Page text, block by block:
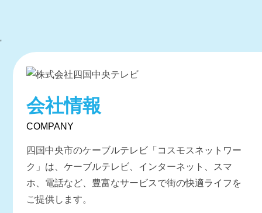
'
会社情報
COMPANY
四国中央市のケーブルテレビ「コスモスネットワー
ク」は、ケーブルテレビ、インターネット、スマ
ホ、電話など、豊富なサービスで街の快適ライフを
ご提供します。